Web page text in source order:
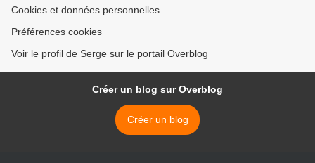
Cookies et données personnelles
Préférences cookies
Voir le profil de Serge sur le portail Overblog
Créer un blog sur Overblog
Créer un blog